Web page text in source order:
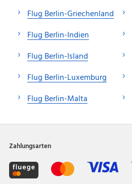
Flug Berlin-Griechenland
Flug Berlin-Indien
Flug Berlin-Island
Flug Berlin-Luxemburg
Flug Berlin-Malta